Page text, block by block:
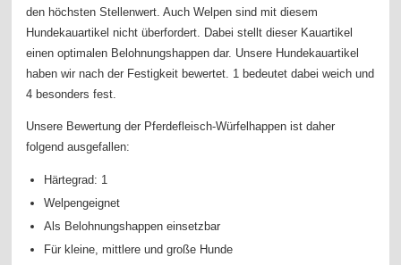
den höchsten Stellenwert. Auch Welpen sind mit diesem
Hundekauartikel nicht überfordert. Dabei stellt dieser Kauartikel
einen optimalen Belohnungshappen dar. Unsere Hundekauartikel
haben wir nach der Festigkeit bewertet. 1 bedeutet dabei weich und
4 besonders fest.
Unsere Bewertung der Pferdefleisch-Würfelhappen ist daher
folgend ausgefallen:
Härtegrad: 1
Welpengeignet
Als Belohnungshappen einsetzbar
Für kleine, mittlere und große Hunde